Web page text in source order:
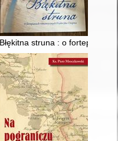
: mecze przyjaźni
Błękitna struna : o